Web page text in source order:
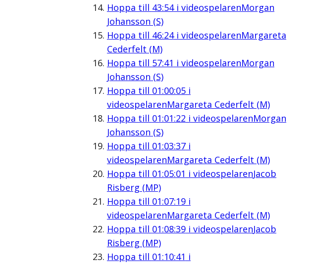
Hoppa till 43:54i videospelarenMorgan
Johansson (S)
Hoppa till 46:24i videospelarenMargareta
Cederfelt (M)
Hoppa till 57:41 i videospelarenMorgan
Johansson (S)
Hoppa till 01:00:05i
videospelarenMargareta Cederfelt (M)
Hoppa till 01:01:22 i videospelarenMorgan
Johansson (S)
Hoppa till 01:03:37i
videospelarenMargareta Cederfelt (M)
Hoppa till 01:05:01 i videospelarenJacob
Risberg (MP)
Hoppa till 01:07:19i
videospelarenMargareta Cederfelt (M)
Hoppa till 01:08:39i videospelarenJacob
Risberg (MP)
Hoppa till 01:10:41 i